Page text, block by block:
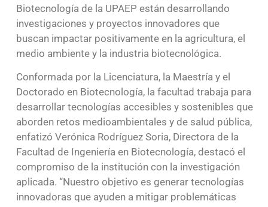
Biotecnología de la UPAEP están desarrollando
investigaciones y proyectos innovadores que
buscan impactar positivamente en la agricultura, el
medio ambiente y la industria biotecnológica.
Conformada por la Licenciatura, la Maestría y el
Doctorado en Biotecnología, la facultad trabaja para
desarrollar tecnologías accesibles y sostenibles que
aborden retos medioambientales y de salud pública,
enfatizó Verónica Rodríguez Soria, Directora de la
Facultad de Ingeniería en Biotecnología, destacó el
compromiso de la institución con la investigación
aplicada. “Nuestro objetivo es generar tecnologías
innovadoras que ayuden a mitigar problemáticas